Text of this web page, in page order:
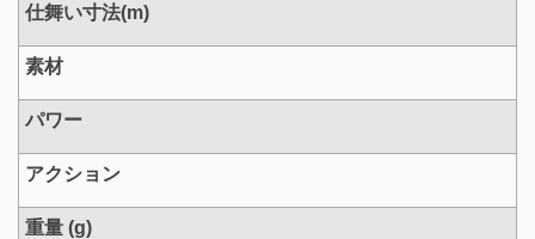
仕舞い寸法(m)
素材
パワー
アクション
重量 (g)